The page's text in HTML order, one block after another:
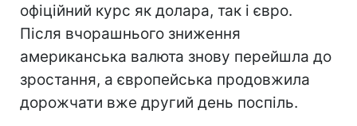
офіційний курс як долара, так і євро.
Після вчорашнього зниження
американська валюта знову перейшла до
зростання, а європейська продовжила
дорожчати вже другий день поспіль.